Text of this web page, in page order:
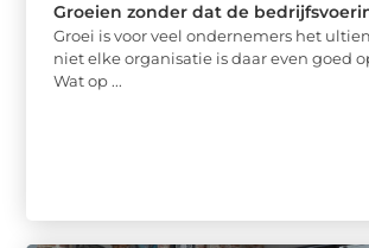
Groeien zonder dat de
Groei is voor veel ondernemers het
niet elke organisatie is daar even goed
Wat op ...